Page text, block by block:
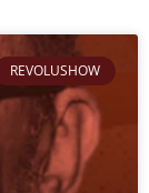
REVOLUSHOW